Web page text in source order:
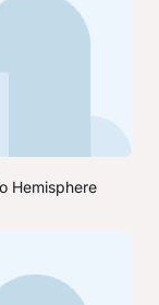
Hemisphere